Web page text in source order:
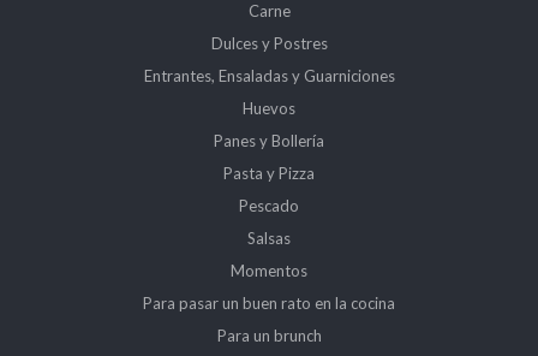
Carne
Dulces y Postres
Entrantes, Ensaladas y Guarniciones
Huevos
Panes y Bollería
Pasta y Pizza
Pescado
Salsas
Momentos
Para pasar un buen rato en la cocina
Para un brunch